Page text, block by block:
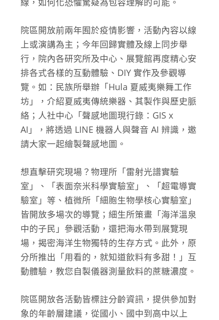
院區開放前兩年囿於疫情影響，活動內容以線
上或演講為主；今年回歸實體及線上同步舉
行，院內各研究所及中心、展覽館再度精心安
排各式各樣的互動體驗、DIY 實作及參觀導
覽。如：民族所舉辦「Hula 夏威夷樂舞工作
坊」，介紹夏威夷傳統樂器、其製作與歷史脈
絡；人社中心「聲感地圖現行錄：GIS x
AI」，將透過 LINE 機器人與聲音 AI 辨識，邀
請大家一起繪製聲感地圖。
想直擊研究現場？物理所「雷射光譜實驗
室」、「表面奈米科學實驗室」、「超電導實
驗室」等、植微所「細胞生物學核心實驗室」
皆開放多場次的導覽；細生所策畫「海洋溫泉
中的子民」參觀活動，還把海水帶到展覽現
場，揭密海洋生物獨特的生存方式。此外，原
分所推出「用看的，就知道飲料有多甜！」互
動體驗，教您自製儀器測量飲料的蔗糖濃度。
院區開放各活動皆標註分齡資訊，提供參加對
象的年齡層建議，從國小、國中到高中以上